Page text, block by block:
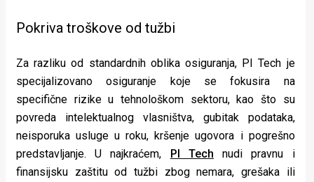
About
Magazin
Pokriva troškove od tužbi
Za razliku od standardnih oblika osiguranja, PI Tech je
specijalizovano osiguranje koje se fokusira na
specifične rizike u tehnološkom sektoru, kao što su
povreda intelektualnog vlasništva, gubitak podataka,
neisporuka usluge u roku, kršenje ugovora i pogrešno
predstavljanje. U najkraćem, PI Tech nudi pravnu i
finansijsku zaštitu od tužbi zbog nemara, grešaka ili